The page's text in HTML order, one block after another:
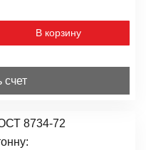
В корзину
счет
8734-72